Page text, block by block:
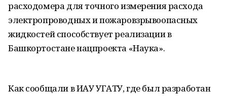
расходомера для точного измерения расхода
электропроводных и пожаровзрывоопасных
жидкостей способствует реализации в
Башкортостане нацпроекта «Наука».
Как сообщали в ИАУ УГАТУ, где был разработан